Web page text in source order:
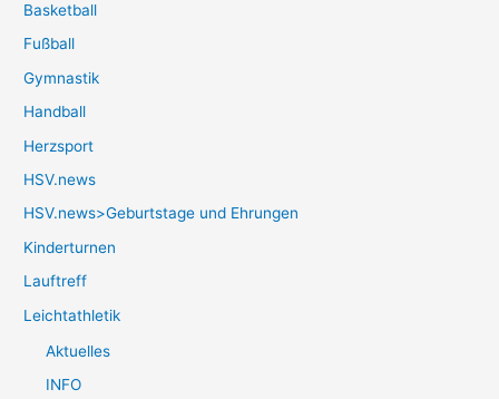
Basketball
Fußball
Gymnastik
Handball
Herzsport
HSV.news
HSV.news>Geburtstage und Ehrungen
Kinderturnen
Lauftreff
Leichtathletik
Aktuelles
INFO